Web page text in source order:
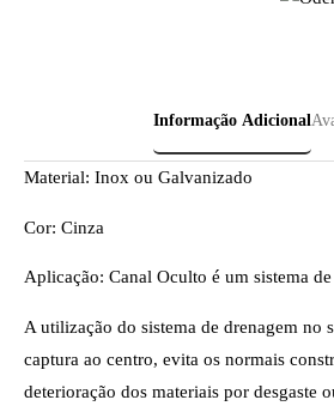
Informação Adicional
Material: Inox ou Galvanizado
Cor: Cinza
Aplicação: Canal Oculto é um sistema
A utilização do sistema de drenagem no
captura ao centro, evita os normais
deterioração dos materiais por desgaste